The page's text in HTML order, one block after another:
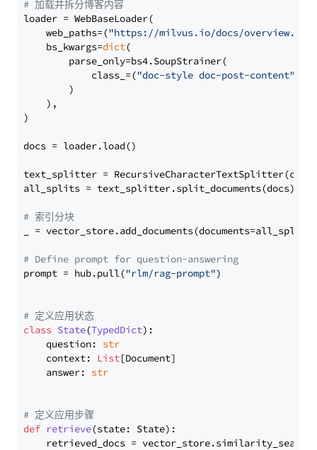
# 加载并拆分博客内容
loader = WebBaseLoader(
    web_paths=(
"https://milvus.io/docs/overview.md"
    bs_kwargs=
dict(
        parse_only=bs4.SoupStrainer(
            class_=(
"doc-style doc-post-content"
        )
    ),
)
docs = loader.load()
text_splitter =
all_splits = text_splitter.split_documents(docs)
# 索引分块
_ = vector_store.add_documents(documents=all_splits)
# Define prompt for question-answering
prompt = hub.pull("rlm/rag-prompt")
# 定义应用状态
class State(TypedDict):
    question:
str
    context:
List[Document]
    answer:
str
# 定义应用步骤
def retrieve(state: State):
retrieved_docs =